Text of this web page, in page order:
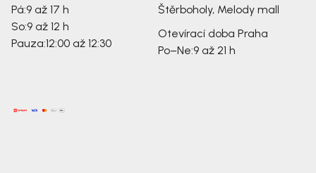
Pá:9 až 17 h
So:9 až 12 h
Pauza:12:00 až 12:30
Štěrboholy, Melody mall
Otevírací doba Praha
Po–Ne:9 až 21 h